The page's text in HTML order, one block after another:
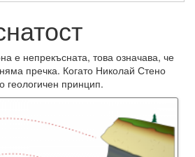
е непрекъсната, това означава, че
пречка. Когато Николай Стено
геологичен принцип.